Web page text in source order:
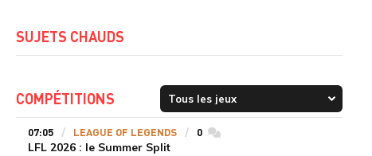
SUJETS CHAUDS
COMPÉTITIONS
07:05 LEAGUE OF LEGENDS 0commentaires
LFL 2026 : le Summer Split